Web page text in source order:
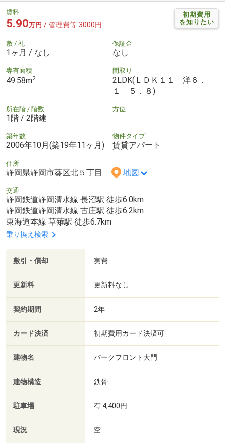
初期費用
を知りたい
賃料
5.90万円 / 管理費等 3000円
敷 / 礼
1ヶ月 / なし
保証金
なし
専有面積
49.58m2
間取り
2LDK(ＬＤＫ１１ 洋６．
１ ５．８)
所在階 / 階数
1階 / 2階建
方位
築年数
2006年10月(築19年11ヶ月)
物件タイプ
賃貸アパート
住所
静岡県静岡市葵区北５丁目 地図
交通
静岡鉄道静岡清水線 長沼駅 徒歩6.0km
静岡鉄道静岡清水線 古庄駅 徒歩6.2km
東海道本線 草薙駅 徒歩6.7km
乗り換え検索
敷引・償却 実費
更新料 更新料なし
契約期間 2年
カード決済 初期費用カード決済可
建物名 パークフロント大門
建物構造 鉄骨
駐車場 有 4,400円
現況 空